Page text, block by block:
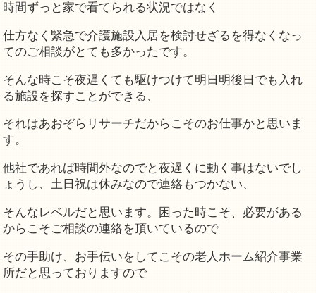
時間ずっと家で看てられる状況ではなく
仕方なく緊急で介護施設入居を検討せざるを得なくなっ
てのご相談がとても多かったです。
そんな時こそ夜遅くても駆けつけて明日明後日でも入れ
る施設を探すことができる、
それはあおぞらリサーチだからこそのお仕事かと思いま
す。
他社であれば時間外なのでと夜遅くに動く事はないでし
ょうし、土日祝は休みなので連絡もつかない、
そんなレベルだと思います。困った時こそ、必要がある
からこそご相談の連絡を頂いているので
その手助け、お手伝いをしてこその老人ホーム紹介事業
所だと思っておりますので